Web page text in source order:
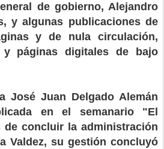
de gobierno, Alejandro
y algunas publicaciones de
y de nula circulación,
páginas digitales de bajo
José Juan Delgado Alemán
en el semanario "El
de concluir la administración
Valdez, su gestión concluyó